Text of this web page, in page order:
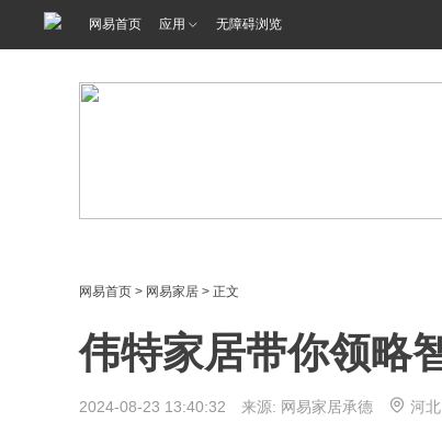
网易首页 应用 无障碍浏览
网易首页 > 网易家居 > 正文
伟特家居带你领略
2024-08-23 13:40:32 来源: 网易家居承德 河北